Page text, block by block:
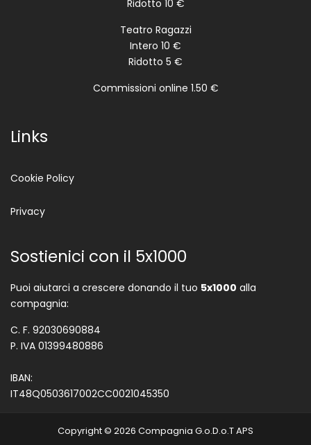
Ridotto 10 €
Teatro Ragazzi
Intero 10 €
Ridotto 5 €
Commissioni online 1.50 €
Links
Cookie Policy
Privacy
Sostienici con il 5x1000
Puoi aiutarci a crescere donando il tuo 5x1000 alla
compagnia:
C. F. 92030690884
P. IVA 01399480886
IBAN:
IT48Q0503617002CC0021045350
Copyright © 2026 Compagnia G.o.D.o.T APS